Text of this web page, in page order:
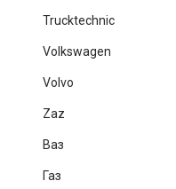
Trucktechnic
Volkswagen
Volvo
Zaz
Ваз
Газ